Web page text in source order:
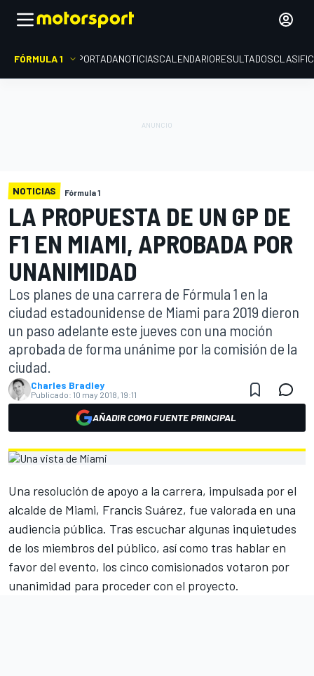
FÓRMULA 1 PORTADANOTICIASCALENDARIORESULTADOS
NOTICIAS Fórmula 1
LA PROPUESTA DE UN GP DE
F1 EN MIAMI, APROBADA POR
UNANIMIDAD
Los planes de una carrera de Fórmula 1 en la
ciudad estadounidense de Miami para 2019 dieron
un paso adelante este jueves con una moción
aprobada de forma unánime por la comisión de la
ciudad.
Charles Bradley
Publicado: 10 may 2018, 19:11
AÑADIR COMO FUENTE PRINCIPAL
Una resolución de apoyo a la carrera, impulsada por el
alcalde de Miami, Francis Suárez, fue valorada en una
audiencia pública. Tras escuchar algunas inquietudes
de los miembros del público, así como tras hablar en
favor del evento, los cinco comisionados votaron por
unanimidad para proceder con el proyecto.